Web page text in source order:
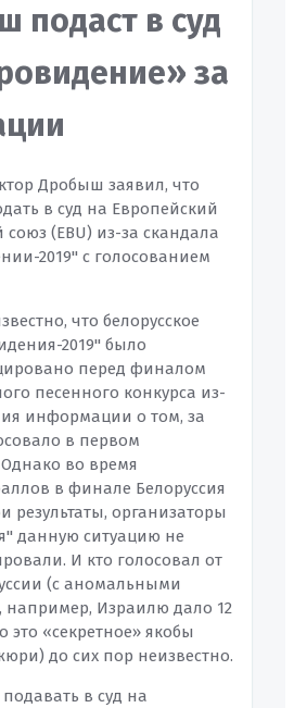
подаст в суд
за
Дробыш заявил, что
в суд на Европейский
(EBU) из-за скандала
2019" с голосованием
что белорусское
2019" было
перед финалом
песенного конкурса из-
информации о том, за
в первом
во время
в финале Белоруссия
результаты, организаторы
данную ситуацию не
И кто голосовал от
(с аномальными
например, Израилю дало 12
это «секретное» якобы
до сих пор неизвестно.
в суд на